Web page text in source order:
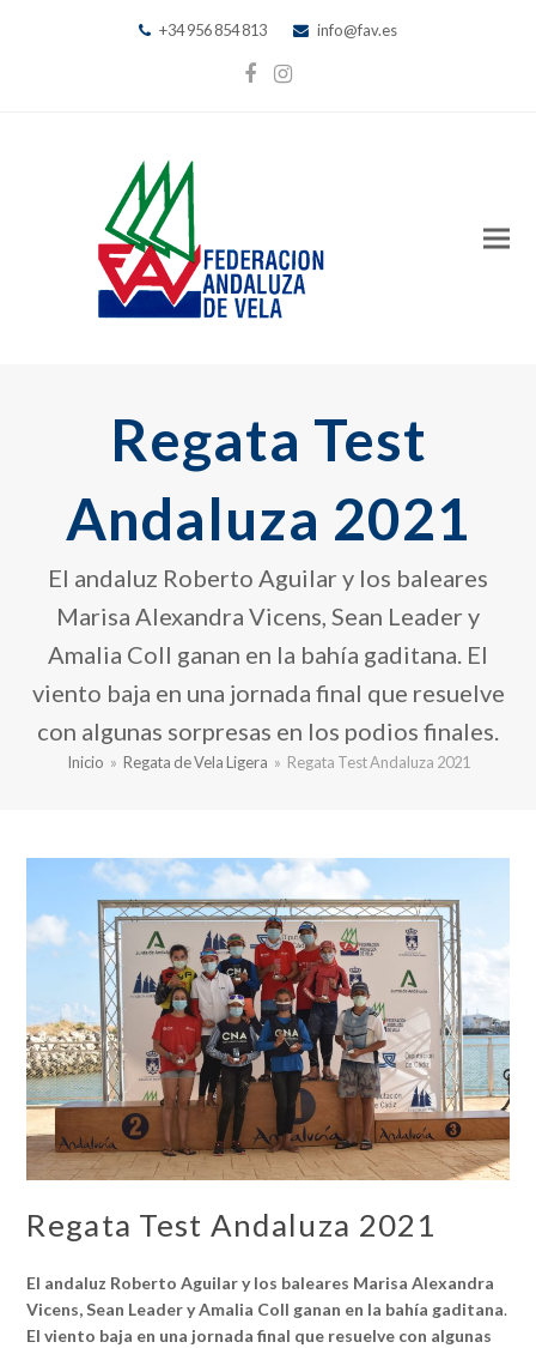
+34 956 854 813 info@fav.es
Facebook
Instagram
Regata Test
Andaluza 2021
El andaluz Roberto Aguilar y los baleares
Marisa Alexandra Vicens, Sean Leader y
Amalia Coll ganan en la bahía gaditana. El
viento baja en una jornada final que resuelve
con algunas sorpresas en los podios finales.
Inicio » Regata de Vela Ligera » Regata Test Andaluza 2021
Regata Test Andaluza 2021
El andaluz Roberto Aguilar y los baleares Marisa Alexandra
Vicens, Sean Leader y Amalia Coll ganan en la bahía gaditana.
El viento baja en una jornada final que resuelve con algunas